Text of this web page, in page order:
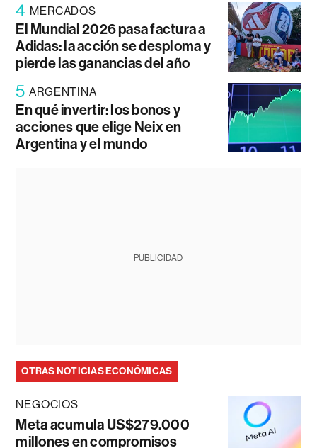
4 MERCADOS
El Mundial 2026 pasa factura a
Adidas: la acción se desploma y
pierde las ganancias del año
5 ARGENTINA
En qué invertir: los bonos y
acciones que elige Neix en
Argentina y el mundo
PUBLICIDAD
OTRAS NOTICIAS ECONÓMICAS
NEGOCIOS
Meta acumula US$279.000
millones en compromisos